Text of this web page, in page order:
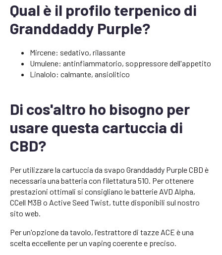
Qual è il profilo terpenico di
Granddaddy Purple?
Mircene: sedativo, rilassante
Umulene: antinfiammatorio, soppressore dell'appetito
Linalolo: calmante, ansiolitico
Di cos'altro ho bisogno per
usare questa cartuccia di
CBD?
Per utilizzare la cartuccia da svapo Granddaddy Purple CBD è
necessaria una batteria con filettatura 510. Per ottenere
prestazioni ottimali si consigliano le batterie AVD Alpha,
CCell M3B o Active Seed Twist, tutte disponibili sul nostro
sito web.
Per un'opzione da tavolo, l'estrattore di tazze ACE è una
scelta eccellente per un vaping coerente e preciso.